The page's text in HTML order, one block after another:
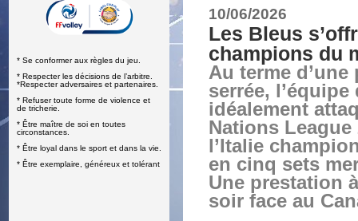
* Se conformer aux règles du jeu.
* Respecter les décisions de l’arbitre.
*Respecter adversaires et partenaires.
* Refuser toute forme de violence et
de tricherie.
* Être maître de soi en toutes
circonstances.
* Être loyal dans le sport et dans la vie.
* Être exemplaire, généreux et tolérant
10/06/2026
Les Bleus
champions du
Au terme d’une
serrée, l’équipe
idéalement
Nations League
l’Italie
en cinq sets
Une prestation
soir face au